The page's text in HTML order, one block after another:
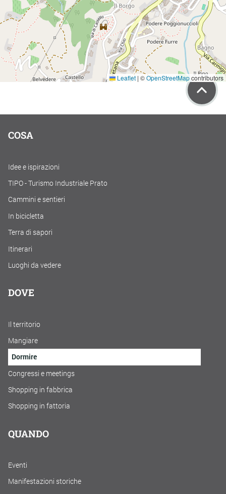
Leaflet | ©OpenStreetMapcontributors
COSA
Idee e ispirazioni
TIPO - Turismo Industriale Prato
Cammini e sentieri
In bicicletta
Terra di sapori
Itinerari
Luoghi da vedere
DOVE
Il territorio
Mangiare
Dormire
Congressi e meetings
Shopping in fabbrica
Shopping in fattoria
QUANDO
Eventi
Manifestazioni storiche